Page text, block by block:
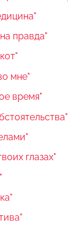
правда"
мне"
время"
глазах"